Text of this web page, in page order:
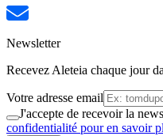
Newsletter
Recevez Aleteia chaque jour
Votre adresse email
J'accepte de recevoir la
confidentialité pour en savoir